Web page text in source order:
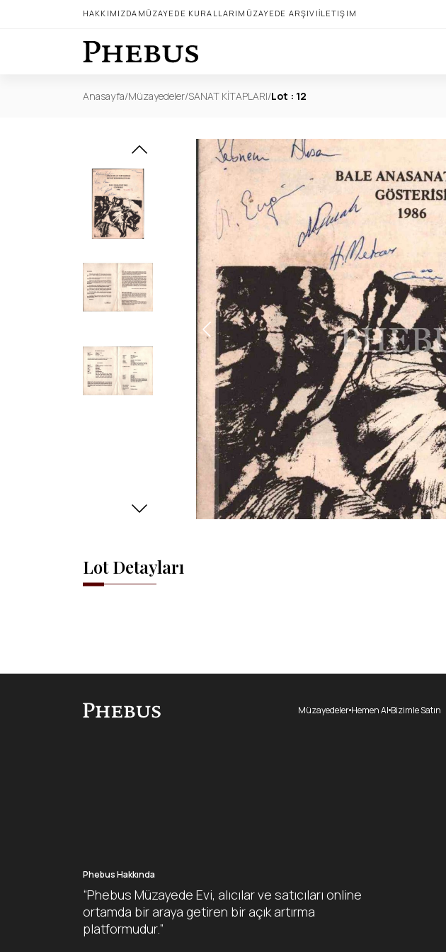
HAKKIMIZDA MÜZAYEDE KURALLARI MÜZAYEDE ARŞIVIİLETIŞIM
Anasayfa/Müzayedeler/SANAT KİTAPLARI/Lot : 12
Lot Detayları
MüzayedelerHemen Al Bizimle Satın
Phebus Hakkında
“Phebus Müzayede Evi, alıcılar ve satıcıları online
ortamda bir araya getiren bir açık artırma
platformudur.”